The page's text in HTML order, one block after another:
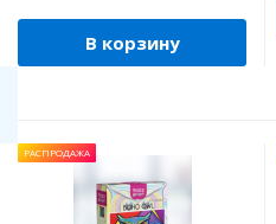
В корзину
РАСПРОДАЖА